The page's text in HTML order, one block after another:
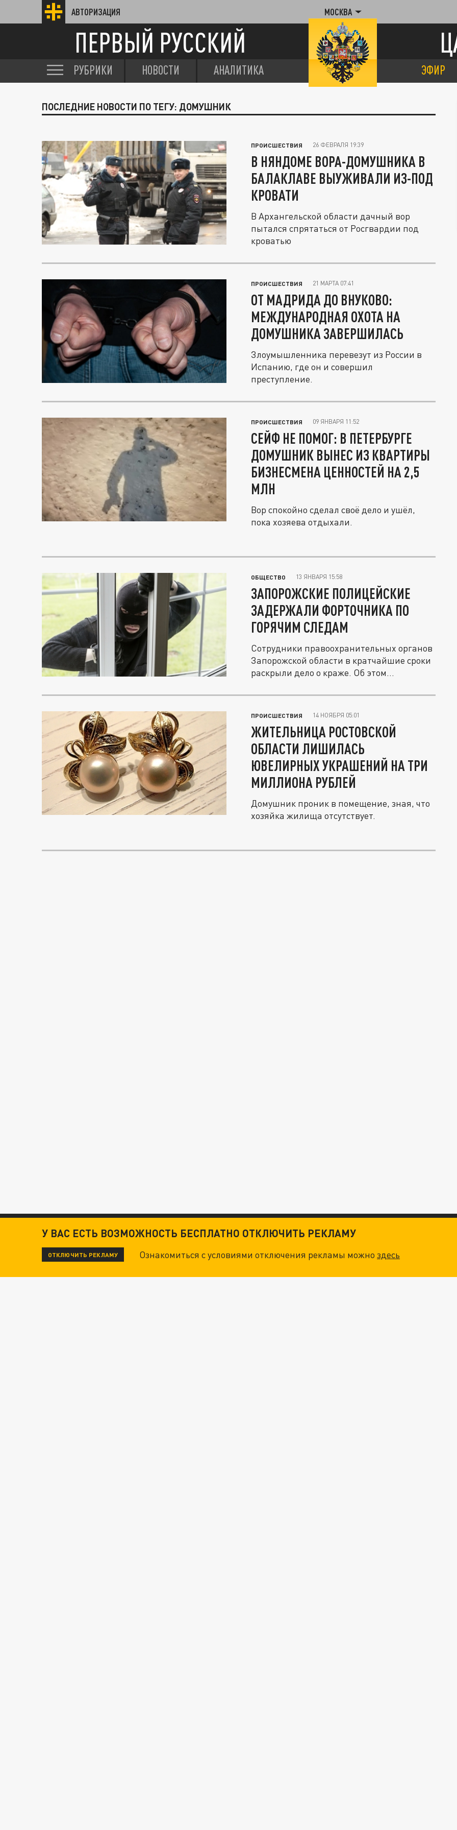
АВТОРИЗАЦИЯ МОСКВА
ПЕРВЫЙ РУССКИЙ
РУБРИКИ НОВОСТИ АНАЛИТИКА ЭФИР
ПОСЛЕДНИЕ НОВОСТИ ПО ТЕГУ: ДОМУШНИК
ПРОИСШЕСТВИЯ 26 ФЕВРАЛЯ 19:39
В НЯНДОМЕ ВОРА-ДОМУШНИКА В
БАЛАКЛАВЕ ВЫУЖИВАЛИ ИЗ-ПОД
КРОВАТИ
В Архангельской области дачный вор
пытался спрятаться от Росгвардии под
кроватью
ПРОИСШЕСТВИЯ 21 МАРТА 07:41
ОТ МАДРИДА ДО ВНУКОВО:
МЕЖДУНАРОДНАЯ ОХОТА НА
ДОМУШНИКА ЗАВЕРШИЛАСЬ
Злоумышленника перевезут из России в
Испанию, где он и совершил
преступление.
ПРОИСШЕСТВИЯ 09 ЯНВАРЯ 11:52
СЕЙФ НЕ ПОМОГ: В ПЕТЕРБУРГЕ
ДОМУШНИК ВЫНЕС ИЗ КВАРТИРЫ
БИЗНЕСМЕНА ЦЕННОСТЕЙ НА 2,5
МЛН
Вор спокойно сделал своё дело и ушёл,
пока хозяева отдыхали.
ОБЩЕСТВО 13 ЯНВАРЯ 15:58
ЗАПОРОЖСКИЕ ПОЛИЦЕЙСКИЕ
ЗАДЕРЖАЛИ ФОРТОЧНИКА ПО
ГОРЯЧИМ СЛЕДАМ
Сотрудники правоохранительных органов
Запорожской области в кратчайшие сроки
раскрыли дело о краже. Об этом...
ПРОИСШЕСТВИЯ 14 НОЯБРЯ 05:01
ЖИТЕЛЬНИЦА РОСТОВСКОЙ
ОБЛАСТИ ЛИШИЛАСЬ
ЮВЕЛИРНЫХ УКРАШЕНИЙ НА ТРИ
МИЛЛИОНА РУБЛЕЙ
Домушник проник в помещение, зная, что
хозяйка жилища отсутствует.
У ВАС ЕСТЬ ВОЗМОЖНОСТЬ БЕСПЛАТНО ОТКЛЮЧИТЬ РЕКЛАМУ
ОТКЛЮЧИТЬ РЕКЛАМУ Ознакомиться с условиями отключения рекламы можноздесь